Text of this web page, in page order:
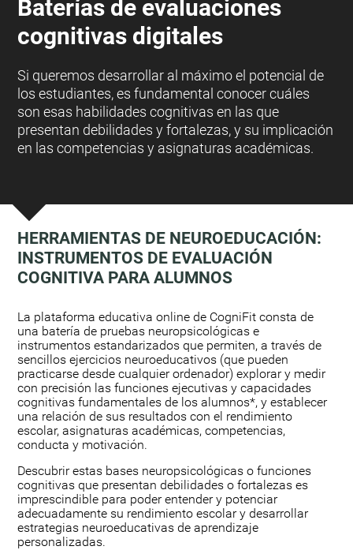
Baterías de evaluaciones
cognitivas digitales
Si queremos desarrollar al máximo el potencial de
los estudiantes, es fundamental conocer cuáles
son esas habilidades cognitivas en las que
presentan debilidades y fortalezas, y su implicación
en las competencias y asignaturas académicas.
HERRAMIENTAS DE NEUROEDUCACIÓN:
INSTRUMENTOS DE EVALUACIÓN
COGNITIVA PARA ALUMNOS
La plataforma educativa online de CogniFit consta de
una batería de pruebas neuropsicológicas e
instrumentos estandarizados que permiten, a través de
sencillos ejercicios neuroeducativos (que pueden
practicarse desde cualquier ordenador) explorar y medir
con precisión las funciones ejecutivas y capacidades
cognitivas fundamentales de los alumnos*, y establecer
una relación de sus resultados con el rendimiento
escolar, asignaturas académicas, competencias,
conducta y motivación.
Descubrir estas bases neuropsicológicas o funciones
cognitivas que presentan debilidades o fortalezas es
imprescindible para poder entender y potenciar
adecuadamente su rendimiento escolar y desarrollar
estrategias neuroeducativas de aprendizaje
personalizadas.